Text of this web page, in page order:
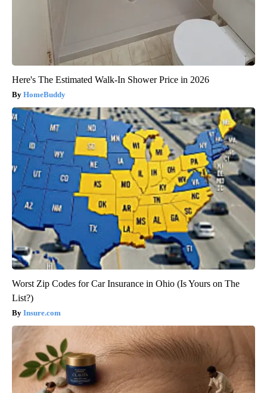
Here's The Estimated Walk-In Shower Price in 2026
HomeBuddy
Worst Zip Codes for Car Insurance in Ohio (Is Yours on The
List?)
Insure.com